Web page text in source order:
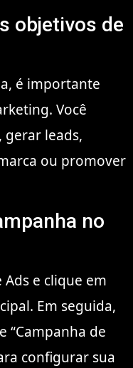
objetivos de
é importante
Você
gerar leads,
ou promover
no
Ads e clique em
Em seguida,
“Campanha de
configurar sua